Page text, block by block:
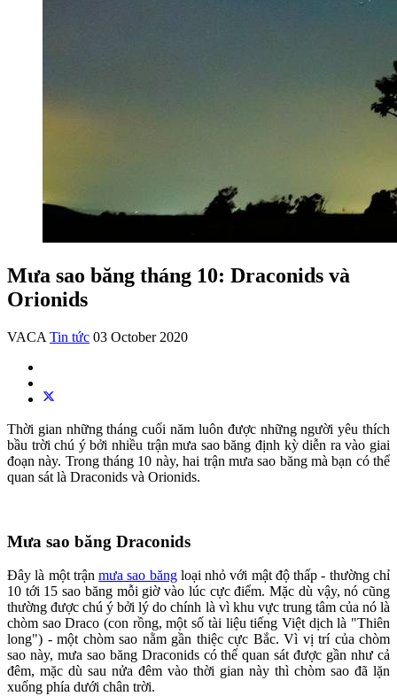
Mưa sao băng tháng 10: Draconids và
Orionids
VACA Tin tức 03 October 2020
Thời gian những tháng cuối năm luôn được những người yêu thích
bầu trời chú ý bởi nhiều trận mưa sao băng định kỳ diễn ra vào giai
đoạn này. Trong tháng 10 này, hai trận mưa sao băng mà bạn có thể
quan sát là Draconids và Orionids.
Mưa sao băng Draconids
Đây là một trậnmưa sao băngloại nhỏ với mật độ thấp - thường chỉ
10 tới 15 sao băng mỗi giờ vào lúc cực điểm. Mặc dù vậy, nó cũng
thường được chú ý bởi lý do chính là vì khu vực trung tâm của nó là
chòm sao Draco (con rồng, một số tài liệu tiếng Việt dịch là "Thiên
long") - một chòm sao nằm gần thiệc cực Bắc. Vì vị trí của chòm
sao này, mưa sao băng Draconids có thể quan sát được gần như cả
đêm, mặc dù sau nửa đêm vào thời gian này thì chòm sao đã lặn
xuống phía dưới chân trời.